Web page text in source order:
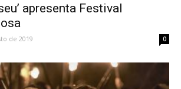
apresenta Festival
de 2019 0